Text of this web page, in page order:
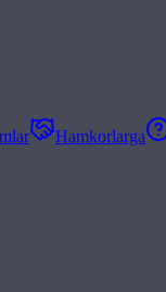
Hamkorlarga